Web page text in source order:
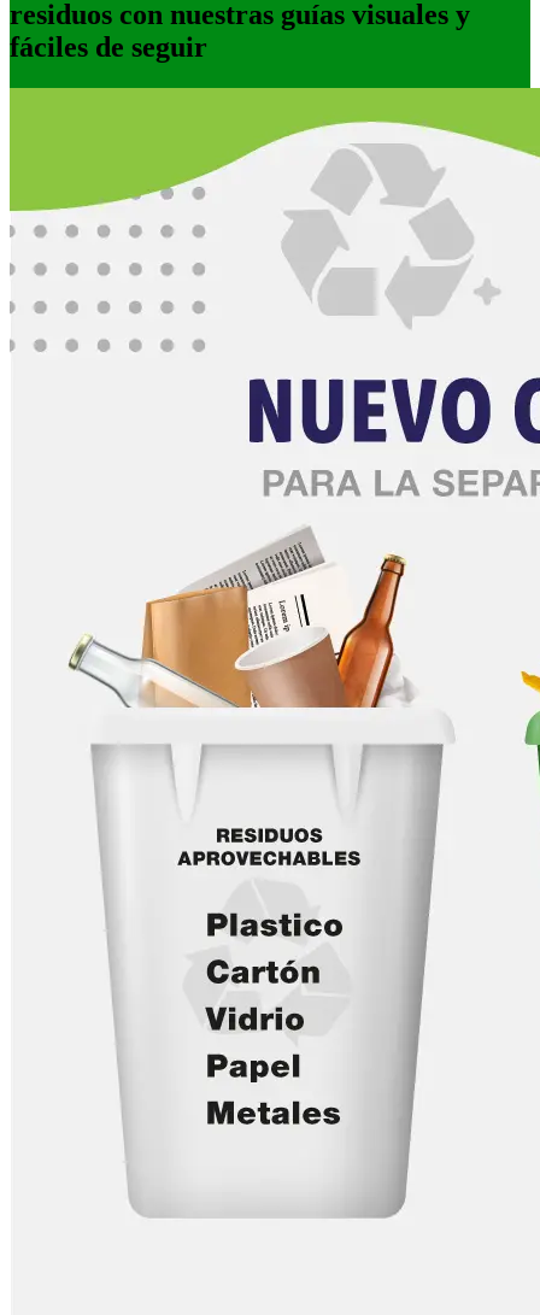
residuos con nuestras guías visuales y
fáciles de seguir